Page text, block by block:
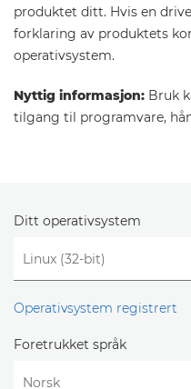
produktet ditt. Hvis en
forklaring av produktets
operativsystem.
Nyttig informasjon: Bruk
tilgang til programvare,
Ditt operativsystem
Operativsystem registrert
Foretrukket språk